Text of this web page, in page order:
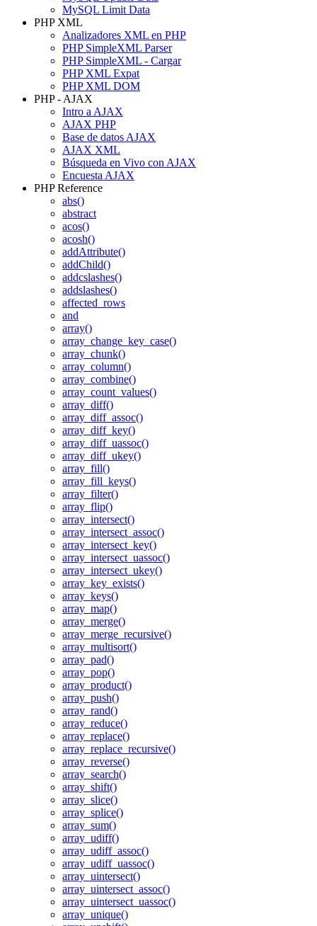
MySQL Limit Data
PHP XML
Analizadores XML en PHP
PHP SimpleXML Parser
PHP SimpleXML - Cargar
PHP XML Expat
PHP XML DOM
PHP - AJAX
Intro a AJAX
AJAX PHP
Base de datos AJAX
AJAX XML
Búsqueda en Vivo con AJAX
Encuesta AJAX
PHP Reference
abs()
abstract
acos()
acosh()
addAttribute()
addChild()
addcslashes()
addslashes()
affected_rows
and
array()
array_change_key_case()
array_chunk()
array_column()
array_combine()
array_count_values()
array_diff()
array_diff_assoc()
array_diff_key()
array_diff_uassoc()
array_diff_ukey()
array_fill()
array_fill_keys()
array_filter()
array_flip()
array_intersect()
array_intersect_assoc()
array_intersect_key()
array_intersect_uassoc()
array_intersect_ukey()
array_key_exists()
array_keys()
array_map()
array_merge()
array_merge_recursive()
array_multisort()
array_pad()
array_pop()
array_product()
array_push()
array_rand()
array_reduce()
array_replace()
array_replace_recursive()
array_reverse()
array_search()
array_shift()
array_slice()
array_splice()
array_sum()
array_udiff()
array_udiff_assoc()
array_udiff_uassoc()
array_uintersect()
array_uintersect_assoc()
array_uintersect_uassoc()
array_unique()